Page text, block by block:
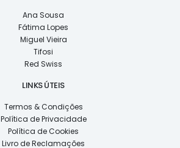
Ana Sousa
Fátima Lopes
Miguel Vieira
Tifosi
Red Swiss
LINKS ÚTEIS
Termos & Condições
Política de Privacidade
Política de Cookies
Livro de Reclamações